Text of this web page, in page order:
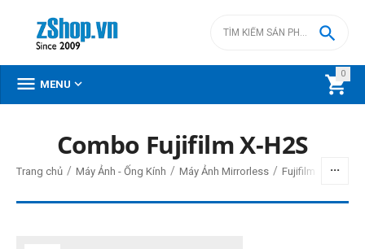
0


 MENU 
Combo Fujifilm X-H2S
Trang chủ / Máy Ảnh - Ống Kính / Máy Ảnh Mirrorless / Fujifilm Mirrorless